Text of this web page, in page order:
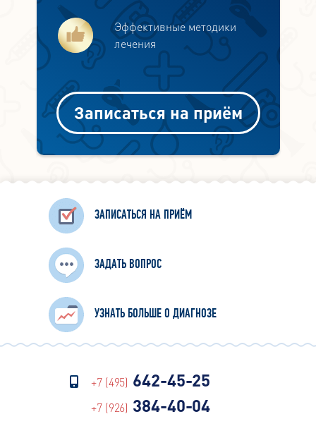
Эффективные методики
лечения
Записаться на приём
ЗАПИСАТЬСЯ НА ПРИЁМ
ЗАДАТЬ ВОПРОС
УЗНАТЬ БОЛЬШЕ О ДИАГНОЗЕ
+7 (495) 642-45-25
+7 (926) 384-40-04